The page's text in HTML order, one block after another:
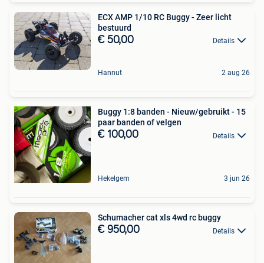
ECX AMP 1/10 RC Buggy - Zeer licht
bestuurd
€ 50,00 Details
Hannut 2 aug 26
Buggy 1:8 banden - Nieuw/gebruikt - 15
paar banden of velgen
€ 100,00 Details
Hekelgem 3 jun 26
Schumacher cat xls 4wd rc buggy
€ 950,00 Details